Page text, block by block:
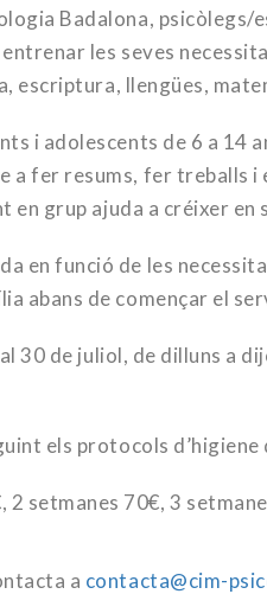
Badalona,
les seves
escriptura, llengües,
i adolescents de 6 a 14
a fer resums, fer treballs
en grup ajuda a créixer
en funció de les
abans de començar el
30 de juliol, de dilluns a
els protocols d’higiene
2 setmanes 70€, 3
a contacta@cim-